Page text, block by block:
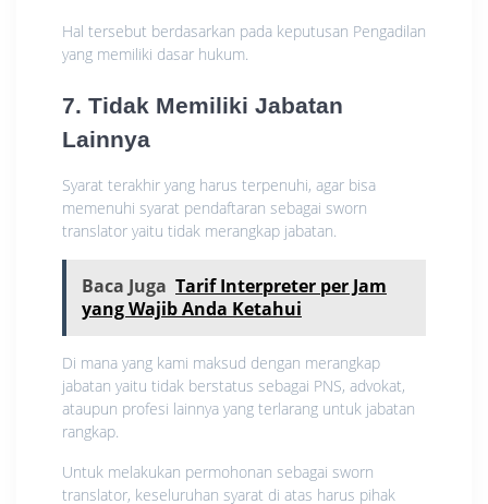
Hal tersebut berdasarkan pada keputusan Pengadilan
yang memiliki dasar hukum.
7. Tidak Memiliki Jabatan
Lainnya
Syarat terakhir yang harus terpenuhi, agar bisa
memenuhi syarat pendaftaran sebagai sworn
translator yaitu tidak merangkap jabatan.
Baca Juga Tarif Interpreter per Jam
yang Wajib Anda Ketahui
Di mana yang kami maksud dengan merangkap
jabatan yaitu tidak berstatus sebagai PNS, advokat,
ataupun profesi lainnya yang terlarang untuk jabatan
rangkap.
Untuk melakukan permohonan sebagai sworn
translator, keseluruhan syarat di atas harus pihak